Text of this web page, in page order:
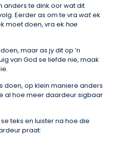
anders te dink oor wat dit
Eerder as om te vra watek
moet doen, vra ek hoe
maar as jy dit op ’n
van God se liefde nie, maak
doen, op klein maniere anders
al hoe meer daardeur sigbaar
teks en luister na hoe die
praat: